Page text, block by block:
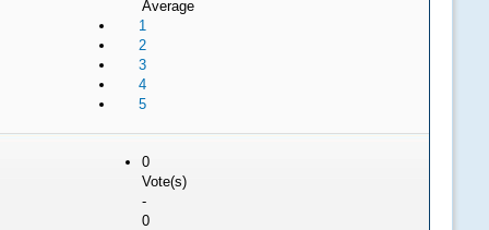
Average
1
2
3
4
5
0
Vote(s)
-
0